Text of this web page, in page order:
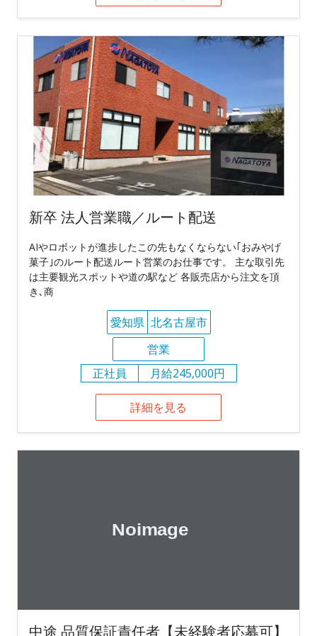
新卒 法人営業職／ルート配送
AIやロボットが進歩したこの先もなくならない｢おみやげ
菓子｣のルート配送ルート営業のお仕事です。 主な取引先
は主要観光スポットや道の駅など 各販売店から注文を頂
き､商
愛知県 北名古屋市
営業
正社員
月給245,000円
詳細を見る
中途 品質保証責任者【未経験者応募可】